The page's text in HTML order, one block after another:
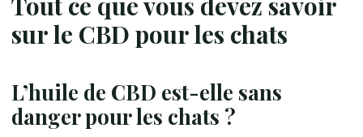
sur le CBD pour les chats
L’huile de CBD est-elle sans
danger pour les chats ?